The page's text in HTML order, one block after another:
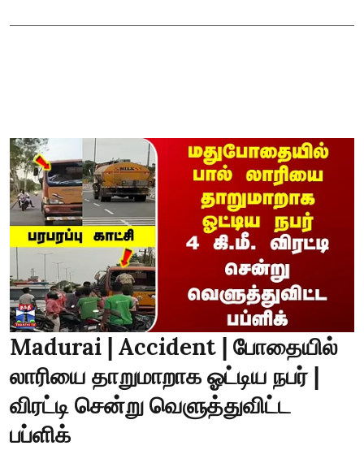
Madurai | Accident | போதையில்
லாரியை தாறுமாறாக ஓட்டிய நபர் |
விரட்டி சென்று வெளுத்துவிட்ட
பப்ளிக்